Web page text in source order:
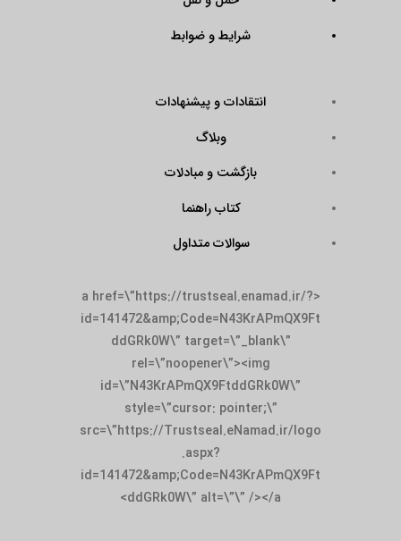
شرایط و ضوابط
انتقادات و پیشنهادات
وبلاگ
بازگشت و مبادلات
کتاب راهنما
سوالات متداول
<a href=\”https://trustseal.enamad.ir/?
id=141472&amp;Code=N43KrAPmQX9Ft
ddGRk0W\” target=\”_blank\”
rel=\”noopener\”><img
id=\”N43KrAPmQX9FtddGRk0W\”
style=\”cursor: pointer;\”
src=\”https://Trustseal.eNamad.ir/logo
.aspx?
id=141472&amp;Code=N43KrAPmQX9Ft
ddGRk0W\” alt=\”\” /></a>